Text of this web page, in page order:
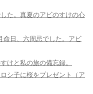
た。真夏のアビのすけの心
命日、六周忌でした。アビ
けと私の旅の備忘録。
シ子に桜をプレゼント（ア